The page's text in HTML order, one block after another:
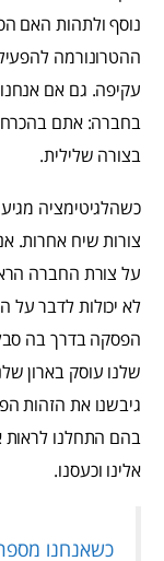
נוסף ולתהות האם
ההטרונורמה
עקיפה. גם אם
בחברה: אתם בהכרח
בצורה שלילית.
כשהלגיטימציה
צורות שיח אחרות.
על צורת החברה
לא יכולות לדבר על
הפסקה בדרך בה
שלנו עוסק בארון
גיבשנו את הזהות
בהם התחלנו
אלינו וכעסנו.
כשאנחנו